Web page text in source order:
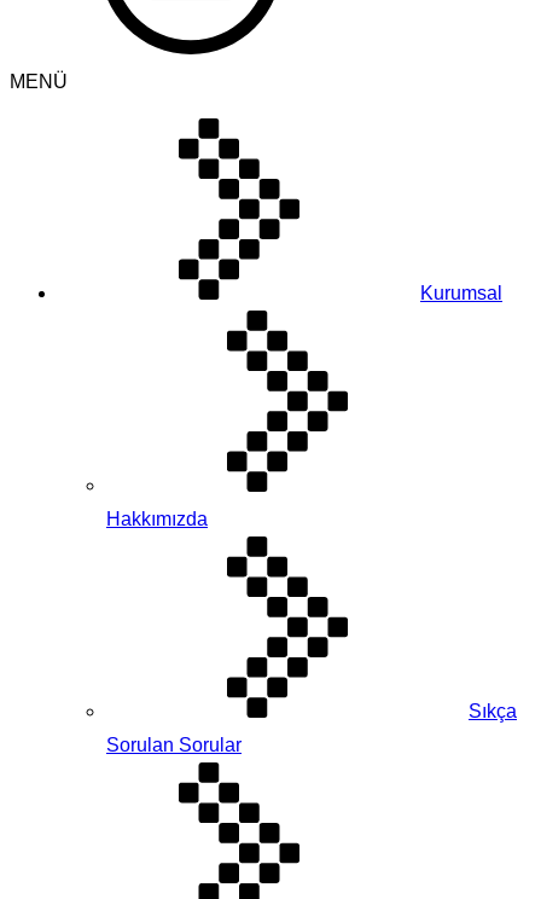
MENÜ
Kurumsal
Hakkımızda
Sıkça
Sorulan Sorular